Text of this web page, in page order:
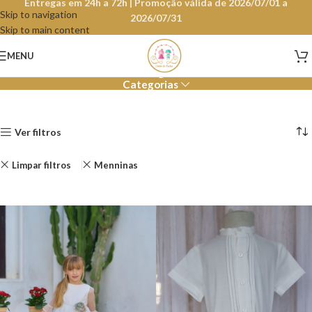
Skip to navigation
Skip to main content
Entregas em 24h a 72h | Promoção válida de 2026/07/01 a
2026/07/31
MENU Loja
Categorias
Ver filtros
Limpar filtros Menninas